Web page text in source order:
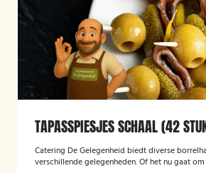
TAPASSPIESJES SCHAAL (42
Catering De Gelegenheid biedt diverse
verschillende gelegenheden. Of het nu gaat